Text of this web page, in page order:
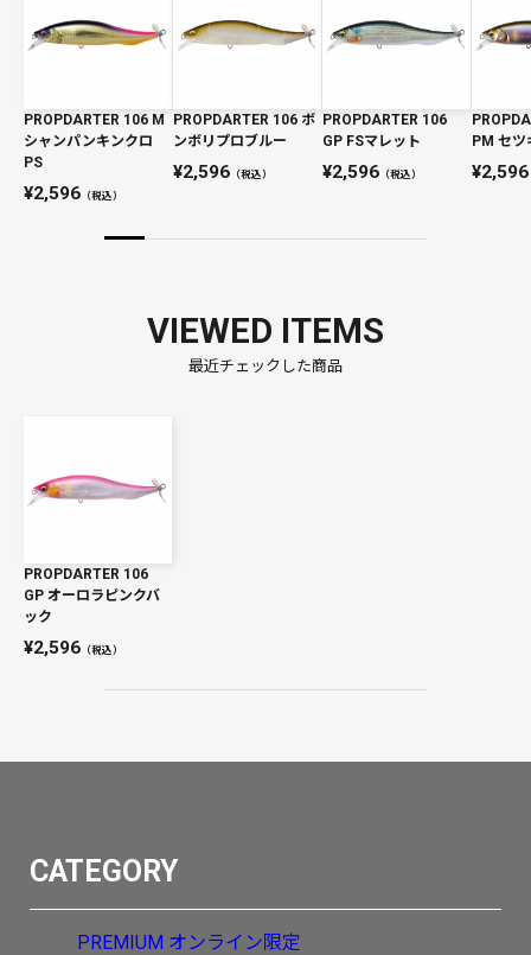
PROPDARTER 106 M
シャンパンキンクロ
PS
2,596 （税込）
PROPDARTER 106 ボ
ンボリプロブルー
2,596（税込）
PROPDARTER 106
GP FSマレット
2,596（税込）
PM セツ
2,596
VIEWED ITEMS
最近チェックした商品
PROPDARTER 106
GP オーロラピンクバ
ック
2,596 （税込）
CATEGORY
PREMIUM オンライン限定